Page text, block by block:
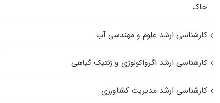
خاک
کارشناسی ارشد علوم و مهندسی آب
کارشناسی ارشد اگرواکولوژی و ژنتیک گیاهی
کارشناسی ارشد مدیریت کشاورزی